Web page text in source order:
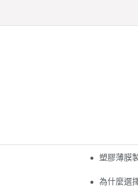
性包裝的支柱 塑膠薄膜
為什麼選